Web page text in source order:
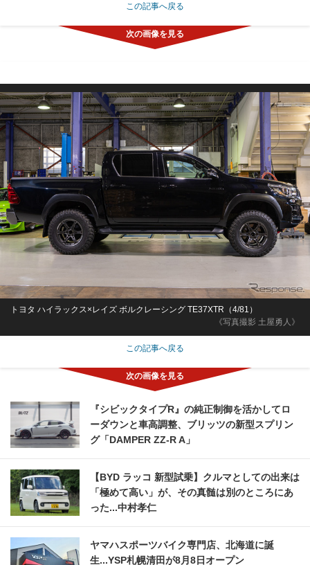
この記事へ戻る
《写真撮影 土屋勇人》
トヨタ ハイラックス×レイズ ボルクレーシング TE37XTR（4/81）
この記事へ戻る
『シビックタイプR』の純正制御を活かしてロ
ーダウンと車高調整、ブリッツの新型スプリン
グ「DAMPER ZZ-R A」
【BYD ラッコ 新型試乗】クルマとしての出来は
「極めて高い」が、その真髄は別のところにあ
った...中村孝仁
ヤマハスポーツバイク専門店、北海道に誕
生...YSP札幌清田が8月8日オープン